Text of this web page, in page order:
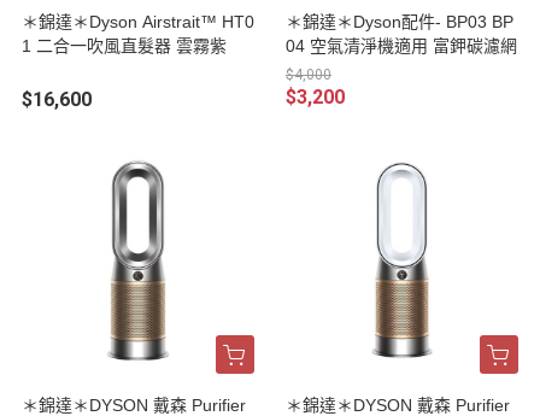
＊錦達＊Dyson Airstrait™ HT0
1 二合一吹風直髮器 雲霧紫
$16,600
＊錦達＊Dyson配件- BP03 BP
04 空氣清淨機適用 富鉀碳濾網
$4,000
$3,200
＊錦達＊DYSON 戴森 Purifier
＊錦達＊DYSON 戴森 Purifier